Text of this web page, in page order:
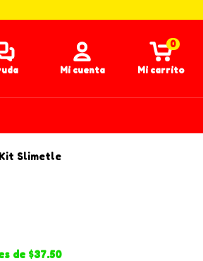
Mi cuenta Mi carrito
0
Kit Slimetle
de $37.50